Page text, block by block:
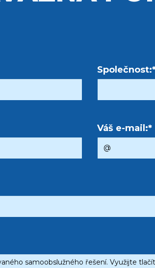
Váš e-mail:*